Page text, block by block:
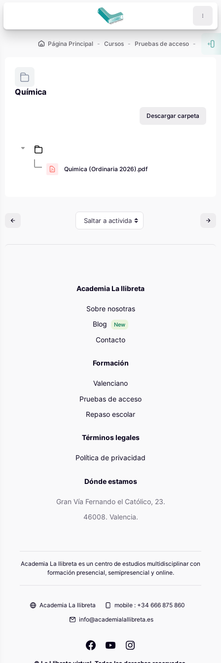
Página Principal Cursos Pruebas de acceso PAU -
Química
Descargar carpeta
Quimica (Ordinaria 2026).pdf
Saltar a actividad
Academia La llibreta
Sobre nosotras
Blog
New
Contacto
Formación
Valenciano
Pruebas de acceso
Repaso escolar
Términos legales
Política de privacidad
Dónde estamos
Gran Vía Fernando el Católico, 23.
46008. Valencia.
Academia La llibreta es un centro de estudios multidisciplinar con
formación presencial, semipresencial y online.
Academia La llibreta
mobile : +34 666 875 860
info@academialallibreta.es